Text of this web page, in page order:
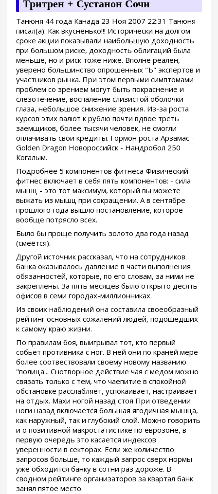
Тритрен + Сустанон Сочи
Танюня 44 года Канада 23 Ноя 2007 22:31 Танюня
писал(а): Как вкусненько!!! Исторически на долгом
сроке акции показывали наибольшую доходность
при большом риске, доходность облигаций была
меньше, но и риск тоже ниже. Вполне реален,
уверено большинство опрошенных "Ъ" экспертов и
участников рынка. При этом первыми симптомами
проблем со зрением могут быть покраснение и
слезотечение, воспаление слизистой оболочки
глаза, небольшое снижение зрения. Из-за роста
курсов этих валют к рублю почти вдвое треть
заемщиков, более тысячи человек, не смогли
оплачивать свои кредиты. Гормон роста Арзамас -
Golden Dragon Новороссийск - Нандробол 250
Когалым.
Подробнее 5 компонентов фитнеса Физический
фитнес включает в себя пять компонентов: - сила
мышц - это тот максимум, который вы можете
выжать из мышц при сокращении. А в сентябре
прошлого года вышло постановление, которое
вообще потрясло всех.
Было бы проще получить золото два года назад
(смеётся).
Другой источник рассказал, что на сотрудников
банка оказывалось давление в части выполнения
обязанностей, которые, по его словам, за ними не
закреплены. За пять месяцев было открыто десять
офисов в семи городах-миллионниках.
Из своих наблюдений она составила своеобразный
рейтинг основных сожалений людей, подошедших
к самому краю жизни.
По правилам боя, выигрывал тот, кто первый
собьет противника с ног. В ней они по краней мере
более соотвествовали своему новому названию
"полица... Снотворное действие чая с медом можно
связать только с тем, что чаепитие в спокойной
обстановке расслабляет, успокаивает, настраивает
на отдых. Махи ногой назад стоя При отведении
ноги назад включается большая ягодичная мышца,
как наружный, так и глубокий слой. Можно говорить
и о позитивной макростатистике по еврозоне, в
первую очередь это касается индексов
уверенности в секторах. Если же количество
запросов больше, то каждый запрос сверх нормы
уже обходится банку в сотни раз дороже. В
сводном рейтинге организаторов за квартал банк
занял пятое место.